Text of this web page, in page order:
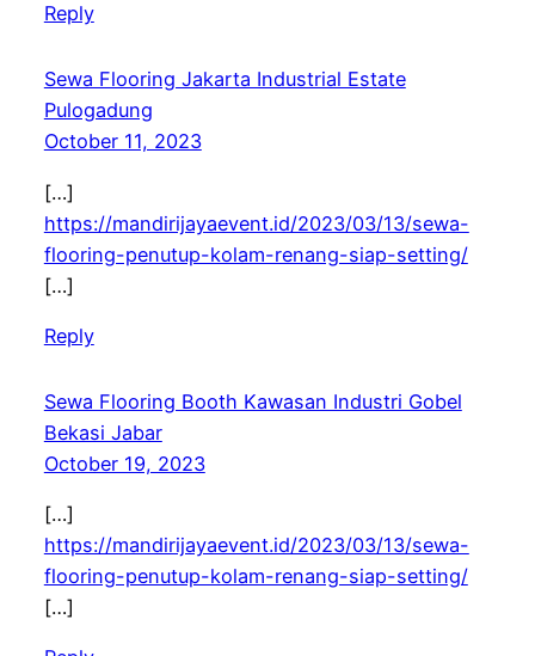
Reply
Sewa Flooring Jakarta Industrial Estate
Pulogadung
October 11, 2023
[…]
https://mandirijayaevent.id/2023/03/13/sewa-
flooring-penutup-kolam-renang-siap-setting/
[…]
Reply
Sewa Flooring Booth Kawasan Industri Gobel
Bekasi Jabar
October 19, 2023
[…]
https://mandirijayaevent.id/2023/03/13/sewa-
flooring-penutup-kolam-renang-siap-setting/
[…]